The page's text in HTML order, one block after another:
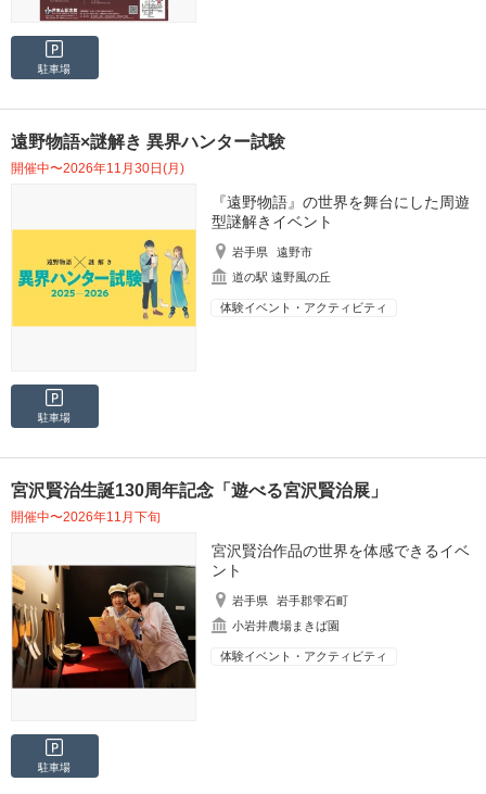
駐車場
遠野物語×謎解き 異界ハンター試験
開催中〜2026年11月30日(月)
『遠野物語』の世界を舞台にした周遊
型謎解きイベント
岩手県
遠野市
道の駅 遠野風の丘
体験イベント・アクティビティ
駐車場
宮沢賢治生誕130周年記念「遊べる宮沢賢治展」
開催中〜2026年11月下旬
宮沢賢治作品の世界を体感できるイベ
ント
岩手県
岩手郡雫石町
小岩井農場まきば園
体験イベント・アクティビティ
駐車場